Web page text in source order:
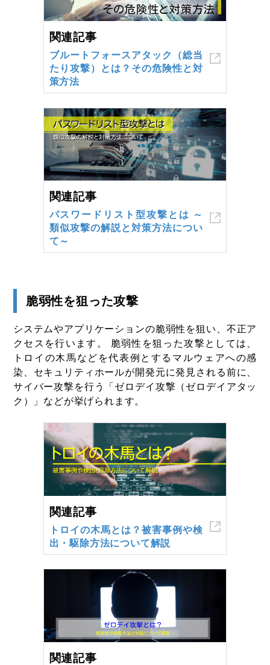
関連記事
ブルートフォースアタック（総当
たり攻撃）とは？その危険性と対
策方法
関連記事
パスワードリスト型攻撃とは ～
類似攻撃の解説と対策方法につい
て～
脆弱性を狙った攻撃
システムやアプリケーションの脆弱性を狙い、不正ア
クセスを行います。 脆弱性を狙った攻撃としては、
トロイの木馬などを代表例とするマルウェアへの感
染、セキュリティホールが開発元に発見される前に、
サイバー攻撃を行う「ゼロデイ攻撃（ゼロデイアタッ
ク）」などが挙げられます。
関連記事
トロイの木馬とは？被害事例や検
出・駆除方法について解説
関連記事